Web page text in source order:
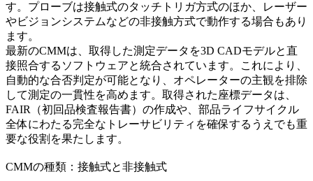
す。プローブは接触式のタッチトリガ方式のほか、レーザー
やビジョンシステムなどの非接触方式で動作する場合もあり
ます。
最新のCMMは、取得した測定データを3D CADモデルと直
接照合するソフトウェアと統合されています。これにより、
自動的な合否判定が可能となり、オペレーターの主観を排除
して測定の一貫性を高めます。取得された座標データは、
FAIR（初回品検査報告書）の作成や、部品ライフサイクル
全体にわたる完全なトレーサビリティを確保するうえでも重
要な役割を果たします。
CMMの種類：接触式と非接触式